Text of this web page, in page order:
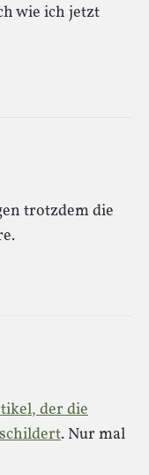
wie ich jetzt
trotzdem die
der die
. Nur mal